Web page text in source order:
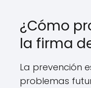
¿Cómo
la firma
La prevención
problemas